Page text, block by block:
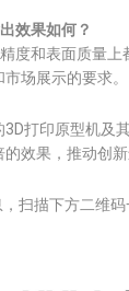
效果如何？
度和表面质量上
场展示的要求。
打印原型机及
效果，推动创新
扫描下方二维码